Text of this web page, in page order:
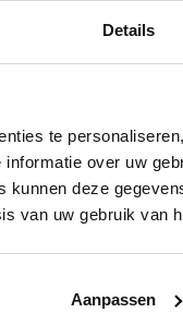
Details
te
over uw
deze
van uw gebruik van
Aanpassen